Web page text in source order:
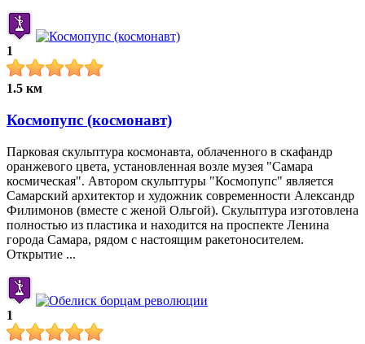
1
1.5 км
Космопупс (космонавт)
Парковая скульптура космонавта, облаченного в скафандр
оранжевого цвета, установленная возле музея "Самара
космическая". Автором скульптуры "Космопупс" является
Самарский архитектор и художник современности Александр
Филимонов (вместе с женой Ольгой). Скульптура изготовлена
полностью из пластика и находится на проспекте Ленина
города Самара, рядом с настоящим ракетоносителем.
Открытие ...
1